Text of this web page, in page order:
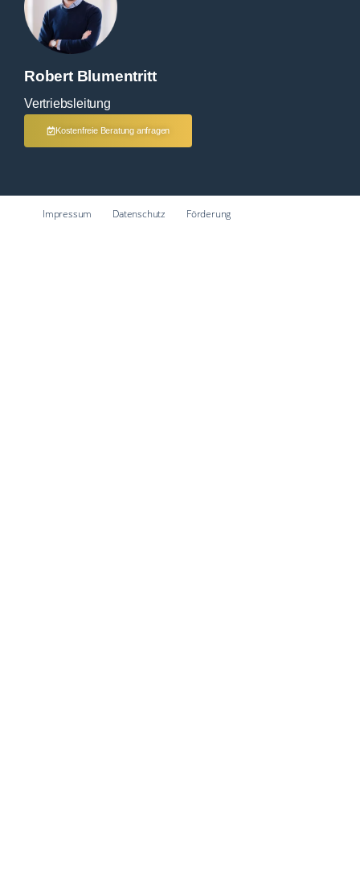
Robert Blumentritt
Vertriebsleitung
Kostenfreie Beratung anfragen
Impressum Datenschutz Förderung